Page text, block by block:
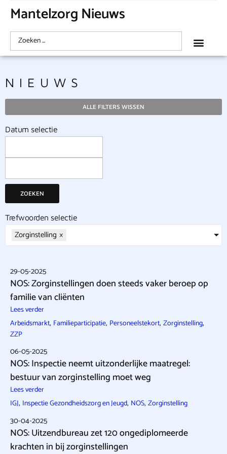
Mantelzorg Nieuws
NIEUWS
ALLE FILTERS WISSEN
Datum selectie
ZOEKEN
Trefwoorden selectie
Zorginstelling ×
29-05-2025
NOS: Zorginstellingen doen steeds vaker beroep op
familie van cliënten
Lees verder
Arbeidsmarkt, Familieparticipatie, Personeelstekort, Zorginstelling,
ZZP
06-05-2025
NOS: Inspectie neemt uitzonderlijke maatregel:
bestuur van zorginstelling moet weg
Lees verder
IGJ, Inspectie Gezondheidszorg en Jeugd, NOS, Zorginstelling
30-04-2025
NOS: Uitzendbureau zet 120 ongediplomeerde
krachten in bij zorginstellingen